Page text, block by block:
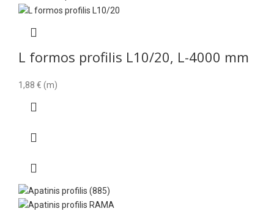
L formos profilis L10/20, L-4000 mm
1,88 € (m)